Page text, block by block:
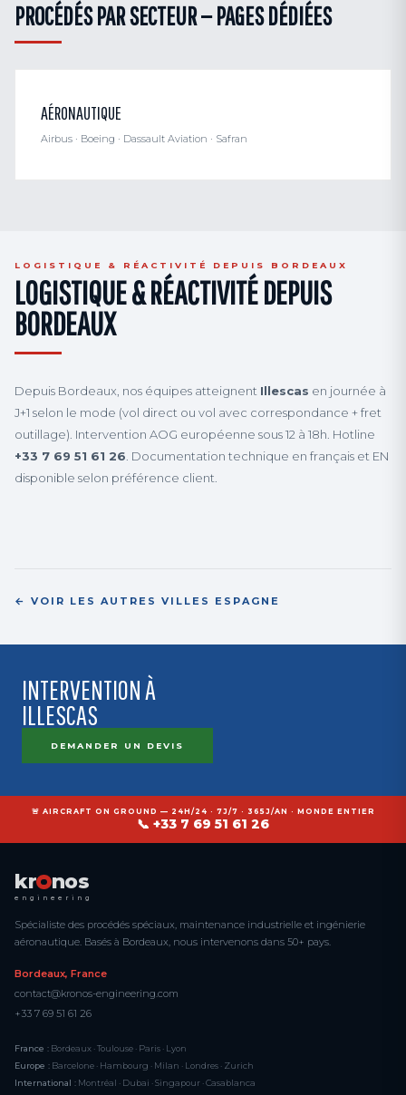
PROCÉDÉS PAR SECTEUR — PAGES DÉDIÉES
AÉRONAUTIQUE
Airbus · Boeing · Dassault Aviation · Safran
LOGISTIQUE & RÉACTIVITÉ DEPUIS BORDEAUX
LOGISTIQUE & RÉACTIVITÉ DEPUIS
BORDEAUX
Depuis Bordeaux, nos équipes atteignent Illescas en journée à
J+1 selon le mode (vol direct ou vol avec correspondance + fret
outillage). Intervention AOG européenne sous 12 à 18h. Hotline
+33 7 69 51 61 26 . Documentation technique en français et EN
disponible selon préférence client.
← VOIR LES AUTRES VILLES ESPAGNE
INTERVENTION À
ILLESCAS
DEMANDER UN DEVIS
🚨 AIRCRAFT ON GROUND — 24H/24 · 7J/7 · 365J/AN · MONDE ENTIER
📞 +33 7 69 51 61 26
kr nos
engineering
Spécialiste des procédés spéciaux, maintenance industrielle et ingénierie
aéronautique. Basés à Bordeaux, nous intervenons dans 50+ pays.
Bordeaux, France
contact@kronos-engineering.com
+33 7 69 51 61 26
France : Bordeaux · Toulouse · Paris · Lyon
Europe : Barcelone · Hambourg · Milan · Londres · Zurich
International : Montréal · Dubai · Singapour · Casablanca